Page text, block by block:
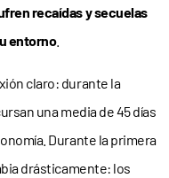
recaídas y secuelas
entorno.
claro: durante la
una media de 45 días
Durante la primera
drásticamente: los